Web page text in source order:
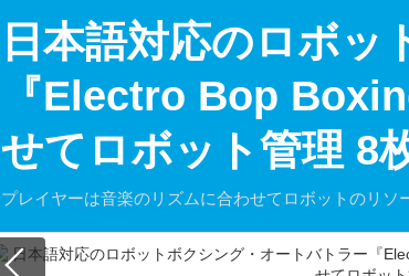
日本語対応のロボ
『Electro Bop
せてロボット管理 8
プレイヤーは音楽のリズムに合わせてロボットのリソ